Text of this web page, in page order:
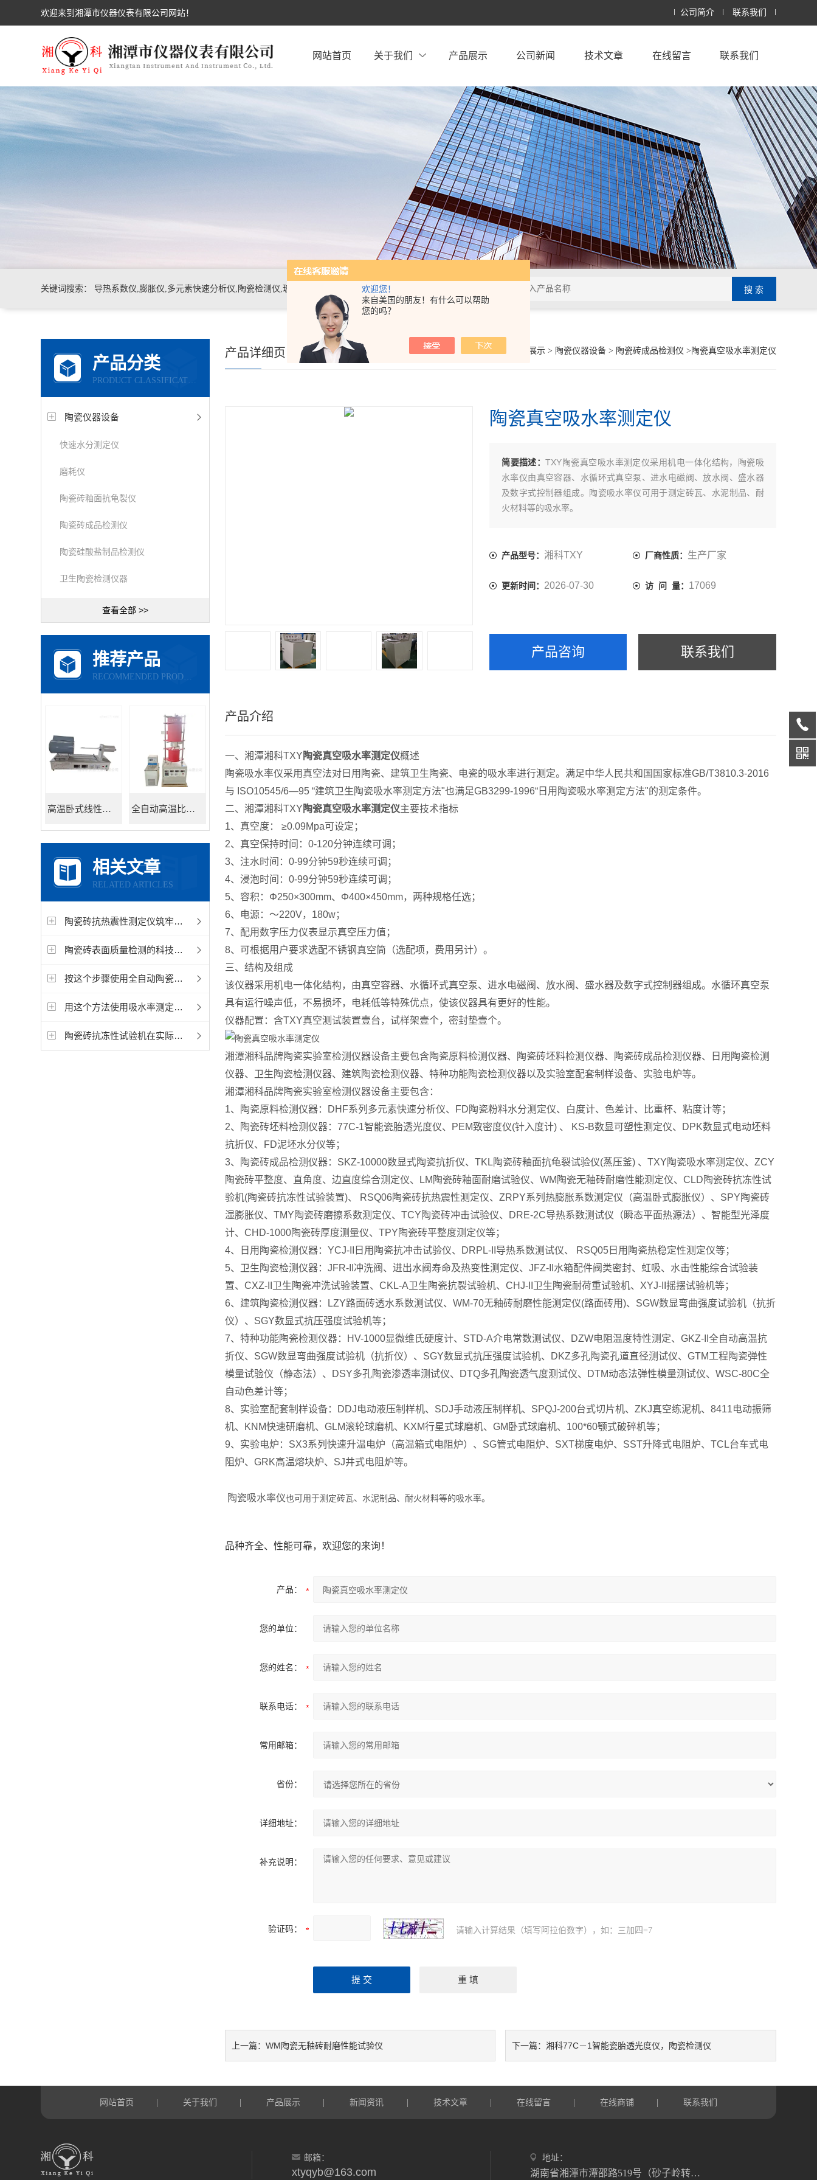
欢迎您！
来自美国的朋友！有什么可以帮助
您的吗？
欢迎来到湘潭市仪器仪表有限公司网站！ 公司简介 联系我们
网站首页 关于我们 产品展示 公司新闻 技术文章 在线留言 联系我们
关键词搜索： 导热系数仪,膨胀仪,多元素快速分析仪,陶瓷检测仪,玻璃耐火材料检测仪，石墨炭素材料检测仪，高温物性仪，研磨机，制样机，实验电炉等
产品分类
PRODUCT CLASSIFICATION
陶瓷仪器设备
快速水分测定仪
磨耗仪
陶瓷砖釉面抗龟裂仪
陶瓷砖成品检测仪
陶瓷硅酸盐制品检测仪
卫生陶瓷检测仪器
查看全部 >>
推荐产品
RECOMMENDED PRODUCTS
高温卧式线性热膨胀系数测定仪 全自动高温比热容测试仪
相关文章
RELATED ARTICLES
陶瓷砖抗热震性测定仪筑牢建筑安全的“热应力防线”
陶瓷砖表面质量检测的科技革新：陶瓷仪器在陶瓷砖生产中的精准护航
按这个步骤使用全自动陶瓷砖抗热震性测定仪，简单易懂！
用这个方法使用吸水率测定仪，只需要七步
陶瓷砖抗冻性试验机在实际应用上拥有特性
你的位置：首页 产品展示> 陶瓷仪器设备> 陶瓷砖成品检测仪 >陶瓷真空吸水率测定仪
产品详细页
陶瓷真空吸水率测定仪
简要描述：TXY陶瓷真空吸水率测定仪采用机电一体化结构，陶瓷吸
水率仪由真空容器、水循环式真空泵、进水电磁阀、放水阀、盛水器
及数字式控制器组成。陶瓷吸水率仪可用于测定砖瓦、水泥制品、耐
火材料等的吸水率。
产品型号： 湘科TXY 厂商性质： 生产厂家
更新时间： 2026-07-30 访 问 量： 17069
产品咨询 联系我们
产品介绍
一、湘潭湘科TXY 陶瓷真空吸水率测定仪概述
陶瓷吸水率仪采用真空法对日用陶瓷、建筑卫生陶瓷、电瓷的吸水率进行测定。满足中华人民共和国国家标准GB/T3810.3-2016
与 ISO10545/6—95 “建筑卫生陶瓷吸水率测定方法"也满足GB3299-1996“日用陶瓷吸水率测定方法"的测定条件。
二、湘潭湘科TXY 陶瓷真空吸水率测定仪主要技术指标
1、真空度： ≥0.09Mpa可设定；
2、真空保持时间：0-120分钟连续可调；
3、注水时间：0-99分钟59秒连续可调；
4、浸泡时间：0-99分钟59秒连续可调；
5、容积：Φ250×300mm、Φ400×450mm，两种规格任选；
6、电源：～220V，180w；
7、配用数字压力仪表显示真空压力值；
8、可根据用户要求选配不锈钢真空筒（选配项，费用另计）。
三、结构及组成
该仪器采用机电一体化结构，由真空容器、水循环式真空泵、进水电磁阀、放水阀、盛水器及数字式控制器组成。水循环真空泵
具有运行噪声低，不易损坏，电耗低等特殊优点，使该仪器具有更好的性能。
仪器配置：含TXY真空测试装置壹台，试样架壹个，密封垫壹个。
湘潭湘科品牌陶瓷实验室检测仪器设备主要包含陶瓷原料检测仪器、陶瓷砖坯料检测仪器、陶瓷砖成品检测仪器、日用陶瓷检测
仪器、卫生陶瓷检测仪器、建筑陶瓷检测仪器、特种功能陶瓷检测仪器以及实验室配套制样设备、实验电炉等。
湘潭湘科品牌陶瓷实验室检测仪器设备主要包含：
1、陶瓷原料检测仪器：DHF系列多元素快速分析仪、FD陶瓷粉料水分测定仪、白度计、色差计、比重杯、粘度计等；
2、陶瓷砖坯料检测仪器：77C-1智能瓷胎透光度仪、PEM致密度仪(针入度计) 、 KS-B数显可塑性测定仪、DPK数显式电动坯料
抗折仪、FD泥坯水分仪等；
3、陶瓷砖成品检测仪器：SKZ-10000数显式陶瓷抗折仪、TKL陶瓷砖釉面抗龟裂试验仪(蒸压釜) 、TXY陶瓷吸水率测定仪、ZCY
陶瓷砖平整度、直角度、边直度综合测定仪、LM陶瓷砖釉面耐磨试验仪、WM陶瓷无釉砖耐磨性能测定仪、CLD陶瓷砖抗冻性试
验机(陶瓷砖抗冻性试验装置)、 RSQ06陶瓷砖抗热震性测定仪、ZRPY系列热膨胀系数测定仪（高温卧式膨胀仪）、SPY陶瓷砖
湿膨胀仪、TMY陶瓷砖磨擦系数测定仪、TCY陶瓷砖冲击试验仪、DRE-2C导热系数测试仪（瞬态平面热源法）、智能型光泽度
计、CHD-1000陶瓷砖厚度测量仪、TPY陶瓷砖平整度测定仪等；
4、日用陶瓷检测仪器：YCJ-II日用陶瓷抗冲击试验仪、DRPL-II导热系数测试仪、 RSQ05日用陶瓷热稳定性测定仪等；
5、卫生陶瓷检测仪器：JFR-II冲洗阀、进出水阀寿命及热变性测定仪、JFZ-II水箱配件阀类密封、虹吸、水击性能综合试验装
置、CXZ-II卫生陶瓷冲洗试验装置、CKL-A卫生陶瓷抗裂试验机、CHJ-II卫生陶瓷耐荷重试验机、XYJ-II摇摆试验机等；
6、建筑陶瓷检测仪器：LZY路面砖透水系数测试仪、WM-70无釉砖耐磨性能测定仪(路面砖用)、SGW数显弯曲强度试验机（抗折
仪）、SGY数显式抗压强度试验机等；
7、特种功能陶瓷检测仪器：HV-1000显微维氏硬度计、STD-A介电常数测试仪、DZW电阻温度特性测定、GKZ-II全自动高温抗
折仪、SGW数显弯曲强度试验机（抗折仪）、SGY数显式抗压强度试验机、DKZ多孔陶瓷孔道直径测试仪、GTM工程陶瓷弹性
模量试验仪（静态法）、DSY多孔陶瓷渗透率测试仪、DTQ多孔陶瓷透气度测试仪、DTM动态法弹性模量测试仪、WSC-80C全
自动色差计等；
8、实验室配套制样设备：DDJ电动液压制样机、SDJ手动液压制样机、SPQJ-200台式切片机、ZKJ真空练泥机、8411电动振筛
机、KNM快速研磨机、GLM滚轮球磨机、KXM行星式球磨机、GM卧式球磨机、100*60颚式破碎机等；
9、实验电炉：SX3系列快速升温电炉（高温箱式电阻炉）、SG管式电阻炉、SXT梯度电炉、SST升降式电阻炉、TCL台车式电
阻炉、GRK高温熔块炉、SJ井式电阻炉等。
陶瓷吸水率仪也可用于测定砖瓦、水泥制品、耐火材料等的吸水率。
品种齐全、性能可靠，欢迎您的来询！
产品：
您的单位：
您的姓名：
联系电话：
常用邮箱：
省份：
详细地址：
补充说明：
验证码： 请输入计算结果（填写阿拉伯数字），如：三加四=7
上一篇： WM陶瓷无釉砖耐磨性能试验仪 下一篇：湘科77C－1智能瓷胎透光度仪，陶瓷检测仪
网站首页 关于我们 产品展示 新闻资讯 技术文章 在线留言 在线商铺 联系我们
邮箱：
xtyqyb@163.com
地址：
湖南省湘潭市潭邵路519号（砂子岭转盘往湘乡方向1.2公里）